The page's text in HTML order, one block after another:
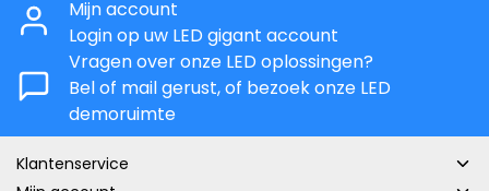
Mijn account
Login op uw LED gigant account
Vragen over onze LED oplossingen?
Bel of mail gerust, of bezoek onze LED
demoruimte
Klantenservice